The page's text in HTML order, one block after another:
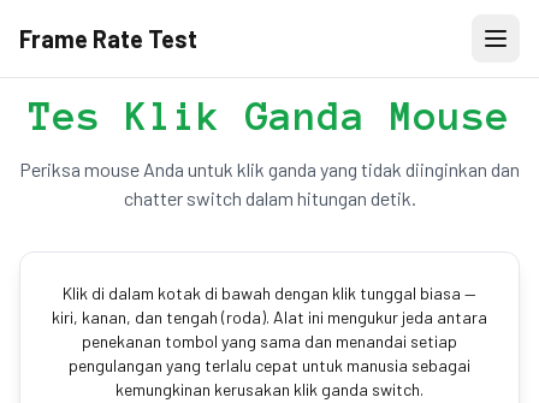
Frame Rate Test
Tes Klik Ganda Mouse
Periksa mouse Anda untuk klik ganda yang tidak diinginkan dan
chatter switch dalam hitungan detik.
Klik di dalam kotak di bawah dengan klik tunggal biasa —
kiri, kanan, dan tengah (roda). Alat ini mengukur jeda antara
penekanan tombol yang sama dan menandai setiap
pengulangan yang terlalu cepat untuk manusia sebagai
kemungkinan kerusakan klik ganda switch.